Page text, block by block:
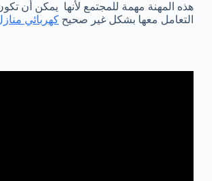
هذه المهنة مهمة للمجتمع لأنها يمكن أن
التعامل معها بشكل غير صحيح كهربائي